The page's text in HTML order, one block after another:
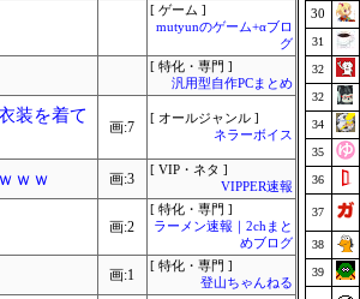
[ ゲーム ]
mutyunのゲーム+αブロ
グ
[ 特化・専門 ]
汎用型自作PCまとめ
装を着て
画:7
[ オールジャンル ]
ネラーボイス
ｗｗ 画:3
[ VIP・ネタ ]
VIPPER速報
画:2
[ 特化・専門 ]
ラーメン速報｜2chまと
めブログ
画:1
[ 特化・専門 ]
登山ちゃんねる
30
31
32
32
34
35
36
37
38
39